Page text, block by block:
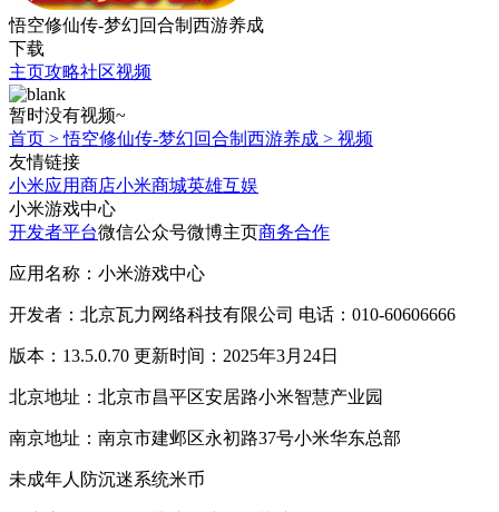
悟空修仙传-梦幻回合制西游养成
下载
主页攻略社区视频
暂时没有视频~
首页 >悟空修仙传-梦幻回合制西游养成 > 视频
友情链接
小米应用商店小米商城英雄互娱
小米游戏中心
开发者平台微信公众号微博主页商务合作
应用名称：小米游戏中心
开发者：北京瓦力网络科技有限公司 电话：010-60606666
版本：13.5.0.70 更新时间：2025年3月24日
北京地址：北京市昌平区安居路小米智慧产业园
南京地址：南京市建邺区永初路37号小米华东总部
未成年人防沉迷系统米币